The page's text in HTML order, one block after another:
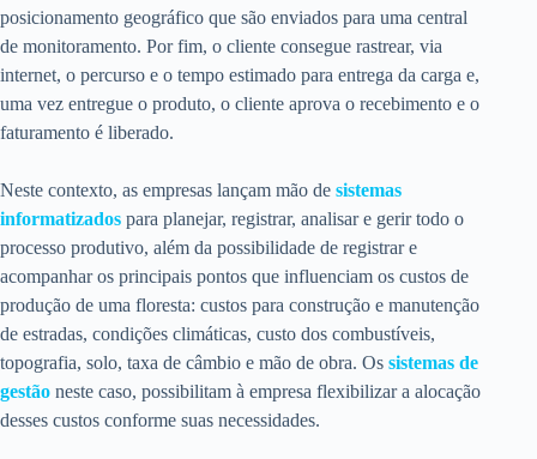
posicionamento geográfico que são enviados para uma central
de monitoramento. Por fim, o cliente consegue rastrear, via
internet, o percurso e o tempo estimado para entrega da carga e,
uma vez entregue o produto, o cliente aprova o recebimento e o
faturamento é liberado.
Neste contexto, as empresas lançam mão de sistemas
informatizados para planejar, registrar, analisar e gerir todo o
processo produtivo, além da possibilidade de registrar e
acompanhar os principais pontos que influenciam os custos de
produção de uma floresta: custos para construção e manutenção
de estradas, condições climáticas, custo dos combustíveis,
topografia, solo, taxa de câmbio e mão de obra. Os sistemas de
gestão neste caso, possibilitam à empresa flexibilizar a alocação
desses custos conforme suas necessidades.